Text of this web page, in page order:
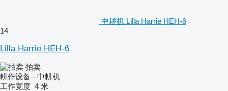
中耕机 Lilla Harrie HEH-6
14
Lilla Harrie HEH-6
拍卖
耕作设备 - 中耕机
工作宽度 4 米